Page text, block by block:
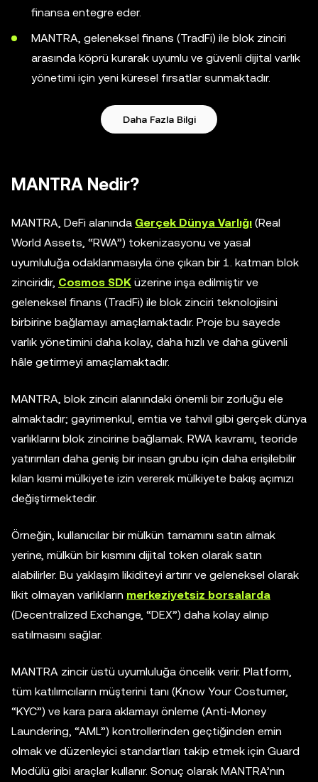
finansa entegre eder.
MANTRA, geleneksel finans (TradFi) ile blok zinciri
arasında köprü kurarak uyumlu ve güvenli dijital varlık
yönetimi için yeni küresel fırsatlar sunmaktadır.
Daha Fazla Bilgi
MANTRA Nedir?
MANTRA, DeFi alanında Gerçek Dünya Varlığı (Real
World Assets, “RWA”) tokenizasyonu ve yasal
uyumluluğa odaklanmasıyla öne çıkan bir 1. katman blok
zinciridir, Cosmos SDK üzerine inşa edilmiştir ve
geleneksel finans (TradFi) ile blok zinciri teknolojisini
birbirine bağlamayı amaçlamaktadır. Proje bu sayede
varlık yönetimini daha kolay, daha hızlı ve daha güvenli
hâle getirmeyi amaçlamaktadır.
MANTRA, blok zinciri alanındaki önemli bir zorluğu ele
almaktadır; gayrimenkul, emtia ve tahvil gibi gerçek dünya
varlıklarını blok zincirine bağlamak. RWA kavramı, teoride
yatırımları daha geniş bir insan grubu için daha erişilebilir
kılan kısmi mülkiyete izin vererek mülkiyete bakış açımızı
değiştirmektedir.
Örneğin, kullanıcılar bir mülkün tamamını satın almak
yerine, mülkün bir kısmını dijital token olarak satın
alabilirler. Bu yaklaşım likiditeyi artırır ve geleneksel olarak
likit olmayan varlıkların merkeziyetsiz borsalarda
(Decentralized Exchange, “DEX”) daha kolay alınıp
satılmasını sağlar.
MANTRA zincir üstü uyumluluğa öncelik verir. Platform,
tüm katılımcıların müşterini tanı (Know Your Costumer,
“KYC”) ve kara para aklamayı önleme (Anti-Money
Laundering, “AML”) kontrollerinden geçtiğinden emin
olmak ve düzenleyici standartları takip etmek için Guard
Modülü gibi araçlar kullanır. Sonuç olarak MANTRA’nın